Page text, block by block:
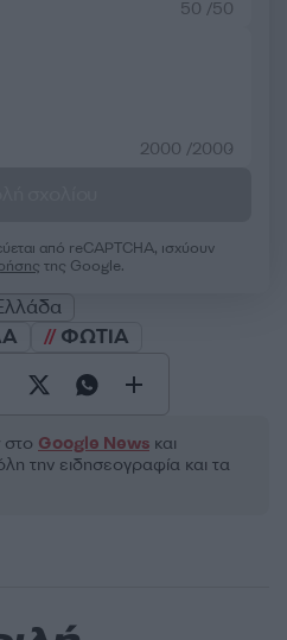
50 /50
2000 /2000
από reCAPTCHA, ισχύουν
της Google.
ΦΩΤΙΑ
Google News και
την ειδησεογραφία και τα